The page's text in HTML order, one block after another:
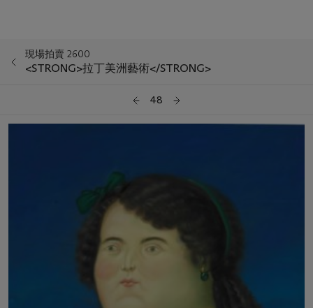
現場拍賣 2600
<STRONG>拉丁美洲藝術</STRONG>
48